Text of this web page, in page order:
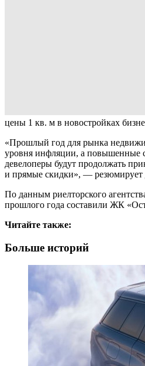
цены 1 кв. м в новостройках
«Прошлый год для рынка
уровня инфляции, а повышенные
девелоперы будут продолжать
и прямые скидки», — резюмирует
По данным риелторского
прошлого года составили ЖК
Читайте также:
Больше историй